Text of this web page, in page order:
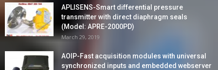
APLISENS-Smart differential pressure
transmitter with direct diaphragm seals
(Model: APRE-2000PD)
March 29, 2019
AOIP-Fast acquisition modules with universal
synchronized inputs and embedded webserver